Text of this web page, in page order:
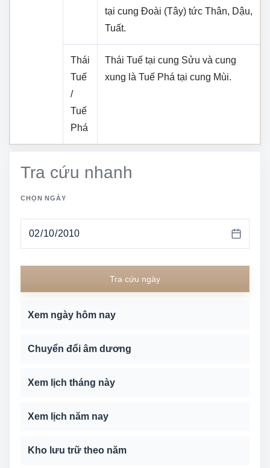
tại cung Đoài (Tây) tức Thân, Dậu,
Tuất.
Thái
Tuế
/
Tuế
Phá
Thái Tuế tại cung Sửu và cung
xung là Tuế Phá tại cung Mùi.
Tra cứu nhanh
CHỌN NGÀY
Tra cứu ngày
Xem ngày hôm nay
Chuyển đổi âm dương
Xem lịch tháng này
Xem lịch năm nay
Kho lưu trữ theo năm